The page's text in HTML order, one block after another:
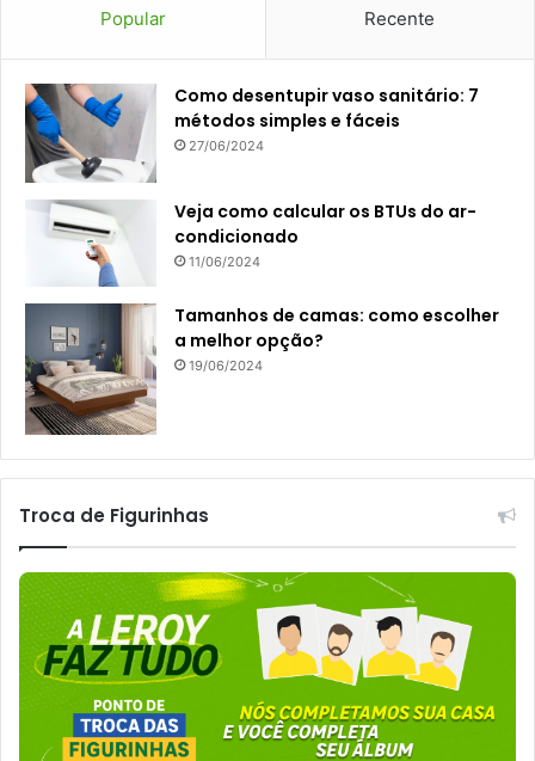
Popular Recente
Como desentupir vaso sanitário: 7
métodos simples e fáceis
27/06/2024
Veja como calcular os BTUs do ar-
condicionado
11/06/2024
Tamanhos de camas: como escolher
a melhor opção?
19/06/2024
Troca de Figurinhas